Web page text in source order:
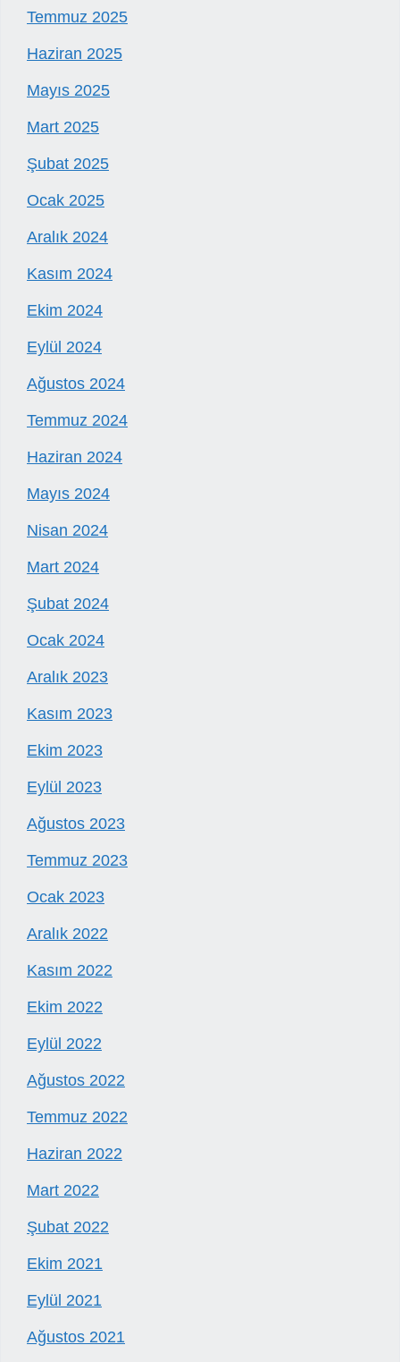
Temmuz 2025
Haziran 2025
Mayıs 2025
Mart 2025
Şubat 2025
Ocak 2025
Aralık 2024
Kasım 2024
Ekim 2024
Eylül 2024
Ağustos 2024
Temmuz 2024
Haziran 2024
Mayıs 2024
Nisan 2024
Mart 2024
Şubat 2024
Ocak 2024
Aralık 2023
Kasım 2023
Ekim 2023
Eylül 2023
Ağustos 2023
Temmuz 2023
Ocak 2023
Aralık 2022
Kasım 2022
Ekim 2022
Eylül 2022
Ağustos 2022
Temmuz 2022
Haziran 2022
Mart 2022
Şubat 2022
Ekim 2021
Eylül 2021
Ağustos 2021